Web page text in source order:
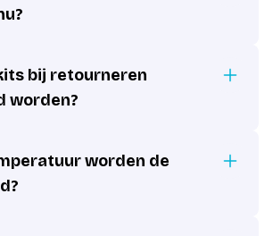
bij retourneren
worden?
worden de